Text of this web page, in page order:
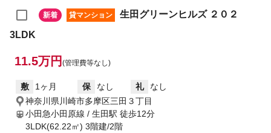
新着 貸マンション
生田グリーンヒルズ ２０２
3LDK
11.5万円 (管理費等なし)
敷 1ヶ月 保 なし 礼
なし
神奈川県川崎市多摩区三田３丁目
小田急小田原線 / 生田駅 徒歩12分
3LDK(62.22㎡) 3階建/2階